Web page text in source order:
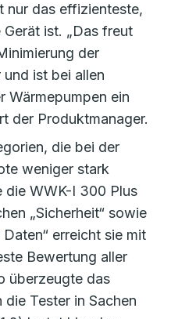
nur das effizienteste,
ist. „Das freut
der
ist bei allen
Wärmepumpen ein
der Produktmanager.
die bei der
weniger stark
WWK-I 300 Plus
„Sicherheit“ sowie
erreicht sie mit
Bewertung aller
überzeugte das
Tester in Sachen